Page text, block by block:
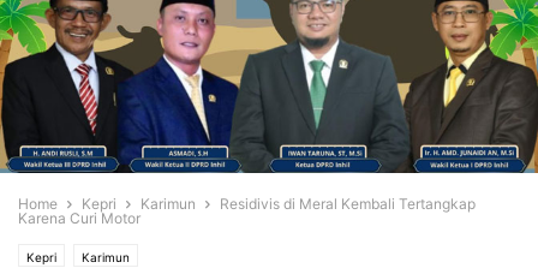
Home Kepri Karimun
Residivis di Meral Kembali Tertangkap
Karena Curi Motor
Kepri Karimun